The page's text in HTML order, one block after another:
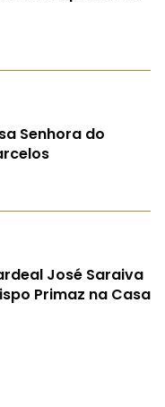
Senhora do
José Saraiva
Primaz na Casa